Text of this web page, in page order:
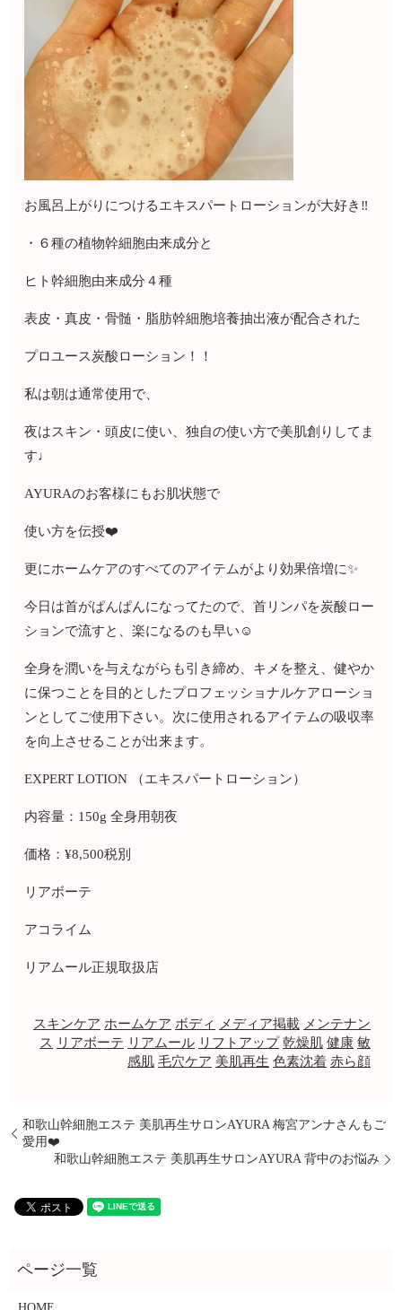
お風呂上がりにつけるエキスパートローションが大好き‼️
・６種の植物幹細胞由来成分と
ヒト幹細胞由来成分４種
表皮・真皮・骨髄・脂肪幹細胞培養抽出液が配合された
プロユース炭酸ローション！！
私は朝は通常使用で、
夜はスキン・頭皮に使い、独自の使い方で美肌創りしてま
す♩
AYURAのお客様にもお肌状態で
使い方を伝授❤️
更にホームケアのすべてのアイテムがより効果倍増に✨
今日は首がぱんぱんになってたので、首リンパを炭酸ロー
ションで流すと、楽になるのも早い☺️
全身を潤いを与えながらも引き締め、キメを整え、健やか
に保つことを目的としたプロフェッショナルケアローショ
ンとしてご使用下さい。次に使用されるアイテムの吸収率
を向上させることが出来ます。
EXPERT LOTION （エキスパートローション）
内容量：150g 全身用朝夜
価格：¥8,500税別
リアボーテ
アコライム
リアムール正規取扱店
スキンケア ホームケア ボディ メディア掲載 メンテナン
ス リアボーテ リアムール リフトアップ 乾燥肌 健康 敏
感肌 毛穴ケア 美肌再生 色素沈着 赤ら顔
和歌山幹細胞エステ 美肌再生サロンAYURA 梅宮アンナさんもご
愛用❤️
和歌山幹細胞エステ 美肌再生サロンAYURA 背中のお悩み